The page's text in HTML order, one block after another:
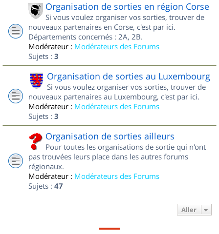
Organisation de sorties en région Corse
Si vous voulez organiser vos sorties, trouver de
nouveaux partenaires en Corse, c'est par ici.
Départements concernés : 2A, 2B.
Modérateur : Modérateurs des Forums
Sujets : 3
Organisation de sorties au Luxembourg
Si vous voulez organiser vos sorties, trouver de
nouveaux partenaires au Luxembourg, c'est par ici.
Modérateur : Modérateurs des Forums
Sujets : 3
Organisation de sorties ailleurs
Pour toutes les organisations de sortie qui n'ont
pas trouvées leurs place dans les autres forums
régionaux.
Modérateur : Modérateurs des Forums
Sujets : 47
Aller